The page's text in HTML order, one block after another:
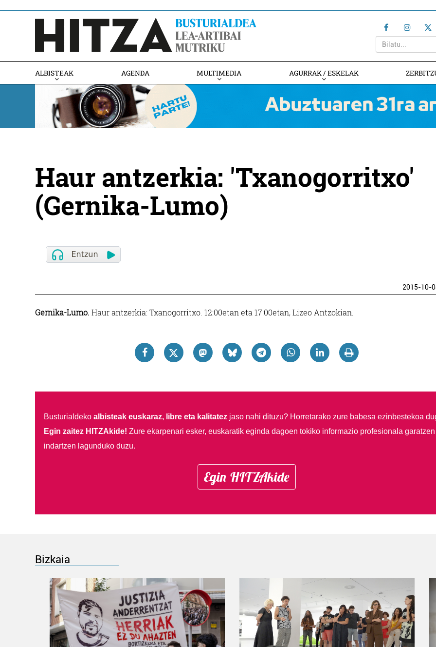
ALBISTEAK AGENDA MULTIMEDIA AGURRAK / ESKELAK
Haur antzerkia: 'Txanogorritxo'
(Gernika-Lumo)
2015-10-
Gernika-Lumo. Haur antzerkia: Txanogorritxo. 12:00etan eta 17:00etan, Lizeo Antzokian.
Busturialdeko albisteak euskaraz, libre eta kalitatezjaso nahi dituzu? Horretarako zure babesa ezinbestekoa
Egin zaitez HITZAkide! Zure ekarpenari esker, euskaratik eginda dagoen tokiko informazio profesionala garatzen
indartzen lagunduko duzu.
Egin HITZAkide
Bizkaia